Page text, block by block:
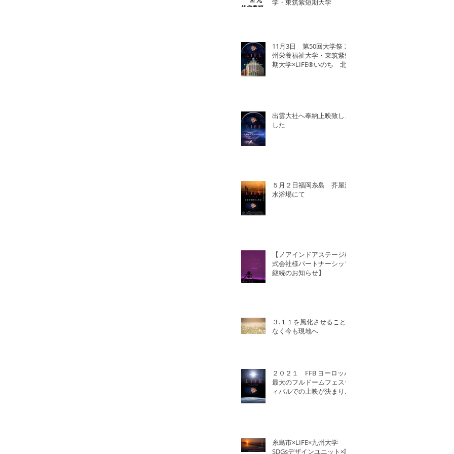
学・東筑紫短期大学
11月3日 第50回大学祭 九
州栄養福祉大学・東筑紫短
期大学×LIFE®︎いのち 北
出雲大社へ奉納上映致しま
した
５月２日福岡糸島 芥屋海
水浴場にて
【ノアインドアステージ株
式会社様パートナーシップ
継続のお知らせ】
３.１１を風化させること
なく今も現地へ
２０２１ FFB ヨーロッパ
最大のフルドームフェステ
ィバルでの上映が決まりま
糸島市×LIFE×九州大学
SDGsデザインユニット×認